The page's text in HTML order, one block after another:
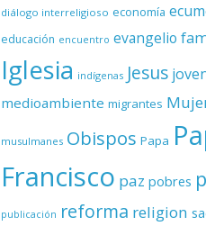
diálogo interreligioso economía
educación encuentro evangelio
Iglesia indígenas Jesus
medioambiente migrantes
musulmanes Obispos Papa
Francisco paz pobres
publicación reforma religion